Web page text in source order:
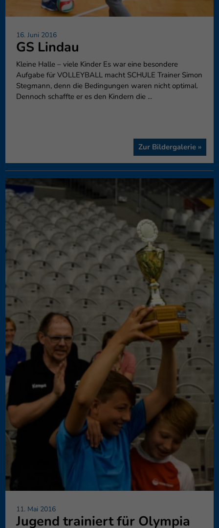
16. Juni 2016
GS Lindau
Kleine Halle – viele Kinder Es war eine besondere
Aufgabe für VOLLEYBALL macht SCHULE Trainer Simon
Stegmann, denn die Bedingungen waren nicht optimal.
Dennoch schaffte er es den Kindern die ...
Zur Bildergalerie »
11. Mai 2016
Jugend trainiert für Olympia